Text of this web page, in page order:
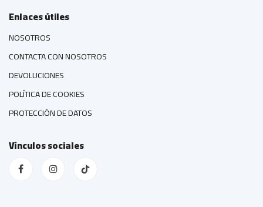
Enlaces útiles
NOSOTROS
CONTACTA CON NOSOTROS
DEVOLUCIONES
POLÍTICA DE COOKIES
PROTECCIÓN DE DATOS
Vínculos sociales